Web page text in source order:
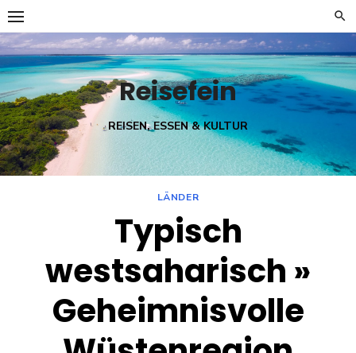
Skip
to
content
Reisefein
REISEN, ESSEN & KULTUR
LÄNDER
Typisch
westsaharisch »
Geheimnisvolle